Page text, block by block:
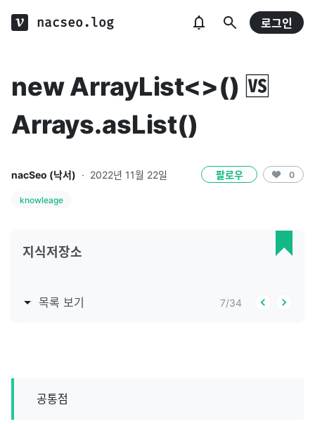
nacseo.log 로그인
new ArrayList<>() 🆚
Arrays.asList()
nacSeo (낙서) · 2022년 11월 22일 팔로우 0
knowleage
지식저장소
목록 보기 7/34
공통점